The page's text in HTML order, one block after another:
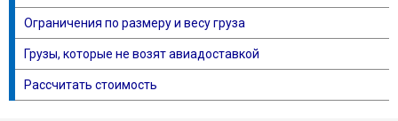
Ограничения по размеру и весу груза
Грузы, которые не возят авиадоставкой
Рассчитать стоимость